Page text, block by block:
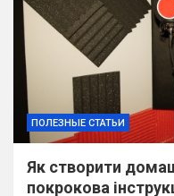
ПОЛЕЗНЫЕ СТАТЬИ
Як створити
покрокова